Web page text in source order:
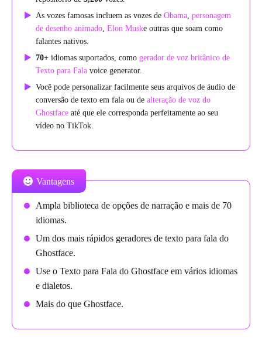
As vozes famosas incluem as vozes de Obama, personagem
de desenho animado, Elon Muske outras que soam como
falantes nativos.
70+ idiomas suportados, como gerador de voz britânico de
Texto para Fala voice generator.
Você pode personalizar facilmente seus arquivos de áudio de
conversão de texto em fala ou de alteração de voz do
Ghostface até que ele corresponda perfeitamente ao seu
vídeo no TikTok.
Vantagens
Ampla biblioteca de opções de narração e mais de 70
idiomas.
Um dos mais rápidos geradores de texto para fala do
Ghostface.
Use o Texto para Fala do Ghostface em vários idiomas
e dialetos.
Mais do que Ghostface.